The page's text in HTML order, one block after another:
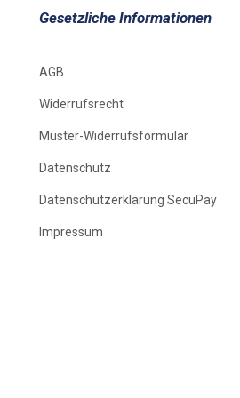
Gesetzliche Informationen
AGB
Widerrufsrecht
Muster-Widerrufsformular
Datenschutz
Datenschutzerklärung SecuPay
Impressum